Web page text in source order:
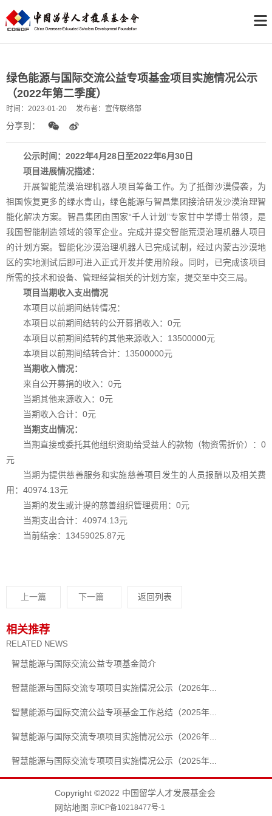
绿色能源与国际交流公益专项基金项目实施情况公示
（2022年第二季度）
时间： 2023-01-20 发布者： 宣传联络部
分享到：
公示时间：2022年4月28日至2022年6月30日
项目进展情况描述：
开展智能荒漠治理机器人项目筹备工作。为了抵御沙漠侵袭，为
祖国恢复更多的绿水青山，绿色能源与智昌集团接洽研发沙漠治理智
能化解决方案。智昌集团由国家“千人计划”专家甘中学博士带领，是
我国智能制造领域的领军企业。完成并提交智能荒漠治理机器人项目
的计划方案。智能化沙漠治理机器人已完成试制，经过内蒙古沙漠地
区的实地测试后即可进入正式开发并使用阶段。同时，已完成该项目
所需的技术和设备、管理经营相关的计划方案，提交至中交三局。
项目当期收入支出情况
本项目以前期间结转情况：
本项目以前期间结转的公开募捐收入：0元
本项目以前期间结转的其他来源收入：13500000元
本项目以前期间结转合计：13500000元
当期收入情况：
来自公开募捐的收入 ：0元
当期其他来源收入：0元
当期收入合计：0元
当期支出情况：
当期直接或委托其他组织资助给受益人的款物（物资需折价）：0
元
当期为提供慈善服务和实施慈善项目发生的人员报酬以及相关费
用：40974.13元
当期的发生或计提的慈善组织管理费用：0元
当期支出合计：40974.13元
当前结余：13459025.87元
上一篇 下一篇 返回列表
相关推荐
RELATED NEWS
智慧能源与国际交流公益专项基金简介
智慧能源与国际交流专项项目实施情况公示（2026年...
智慧能源与国际交流公益专项基金工作总结（2025年...
智慧能源与国际交流专项项目实施情况公示（2026年...
智慧能源与国际交流专项项目实施情况公示（2025年...
Copyright ©2022 中国留学人才发展基金会
网站地图 京ICP备10218477号-1